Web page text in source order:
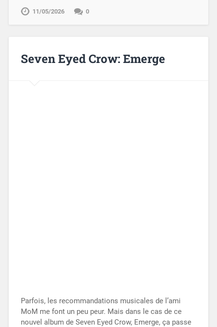
11/05/2026 0
Seven Eyed Crow: Emerge
Parfois, les recommandations musicales de l’ami
MoM me font un peu peur. Mais dans le cas de ce
nouvel album de Seven Eyed Crow, Emerge, ça passe